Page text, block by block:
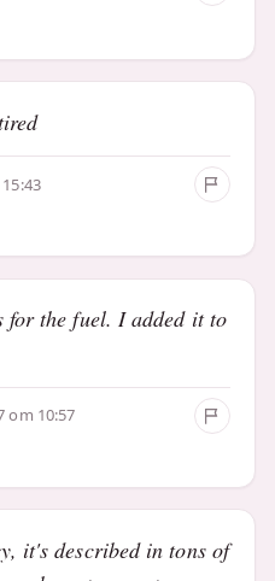
for the fuel. I added it to
om 10:57
it's described in tons of